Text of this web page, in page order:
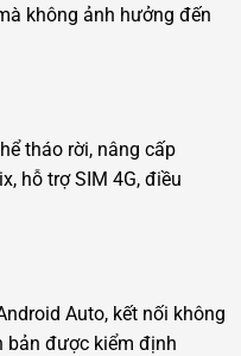
không ảnh hưởng đến
tháo rời, nâng cấp
hỗ trợ SIM 4G, điều
Auto, kết nối không
bản được kiểm định